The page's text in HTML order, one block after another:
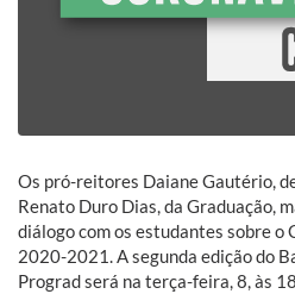
Os pró-reitores Daiane Gautério,
Renato Duro Dias, da Graduação,
diálogo com os estudantes sobre o
2020-2021. A segunda edição do
Prograd será na terça-feira, 8, às